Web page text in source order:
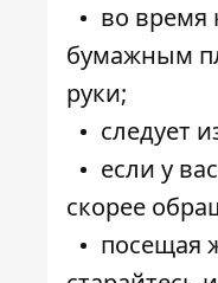
во время
бумажным
руки;
следует
если у
скорее
посещая